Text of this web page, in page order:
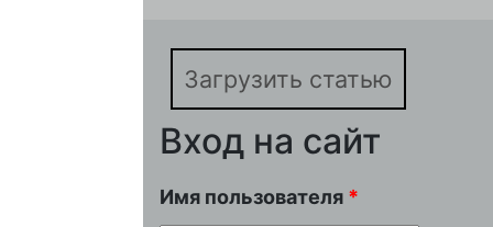
Загрузить статью
Вход на сайт
Имя пользователя *